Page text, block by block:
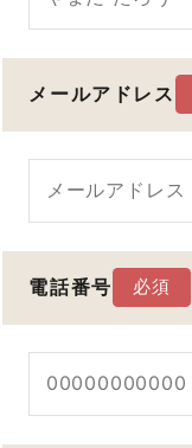
メールアドレス
電話番号